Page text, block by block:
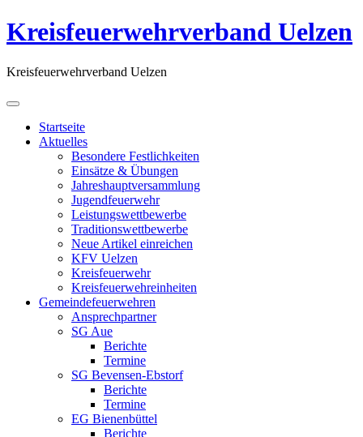
Kreisfeuerwehrverband Uelzen
Kreisfeuerwehrverband Uelzen
Startseite
Aktuelles
Besondere Festlichkeiten
Einsätze & Übungen
Jahreshauptversammlung
Jugendfeuerwehr
Leistungswettbewerbe
Traditionswettbewerbe
Neue Artikel einreichen
KFV Uelzen
Kreisfeuerwehr
Kreisfeuerwehreinheiten
Gemeindefeuerwehren
Ansprechpartner
SG Aue
Berichte
Termine
SG Bevensen-Ebstorf
Berichte
Termine
EG Bienenbüttel
Berichte